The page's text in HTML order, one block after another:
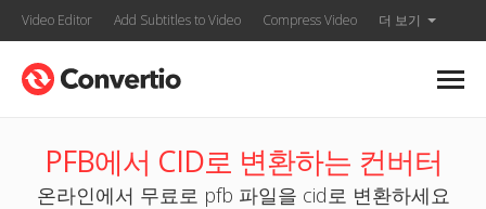
Video Editor Add Subtitles to Video Compress Video 더 보기
PFB에서 CID로 변환하는 컨버터
온라인에서 무료로 pfb 파일을 cid로 변환하세요